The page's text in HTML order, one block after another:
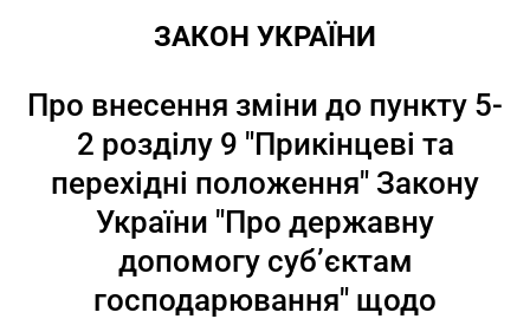
ЗАКОН УКРАЇНИ
Про внесення зміни до пункту 5-
2 розділу 9 "Прикінцеві та
перехідні положення" Закону
України "Про державну
допомогу суб’єктам
господарювання" щодо